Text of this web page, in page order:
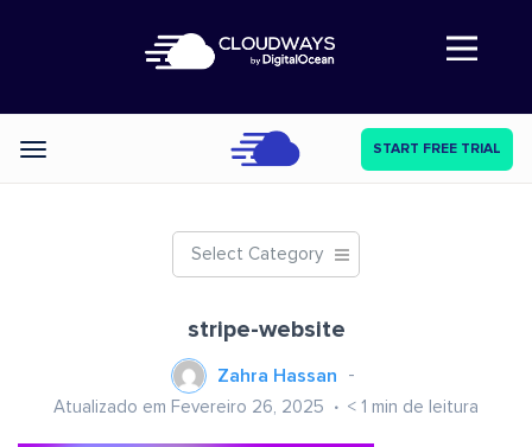
Abre a navegação
Categories START FREE TRIAL
Select Category
stripe-website
Zahra Hassan
Atualizado em Fevereiro 26, 2025 < 1 min de leitura